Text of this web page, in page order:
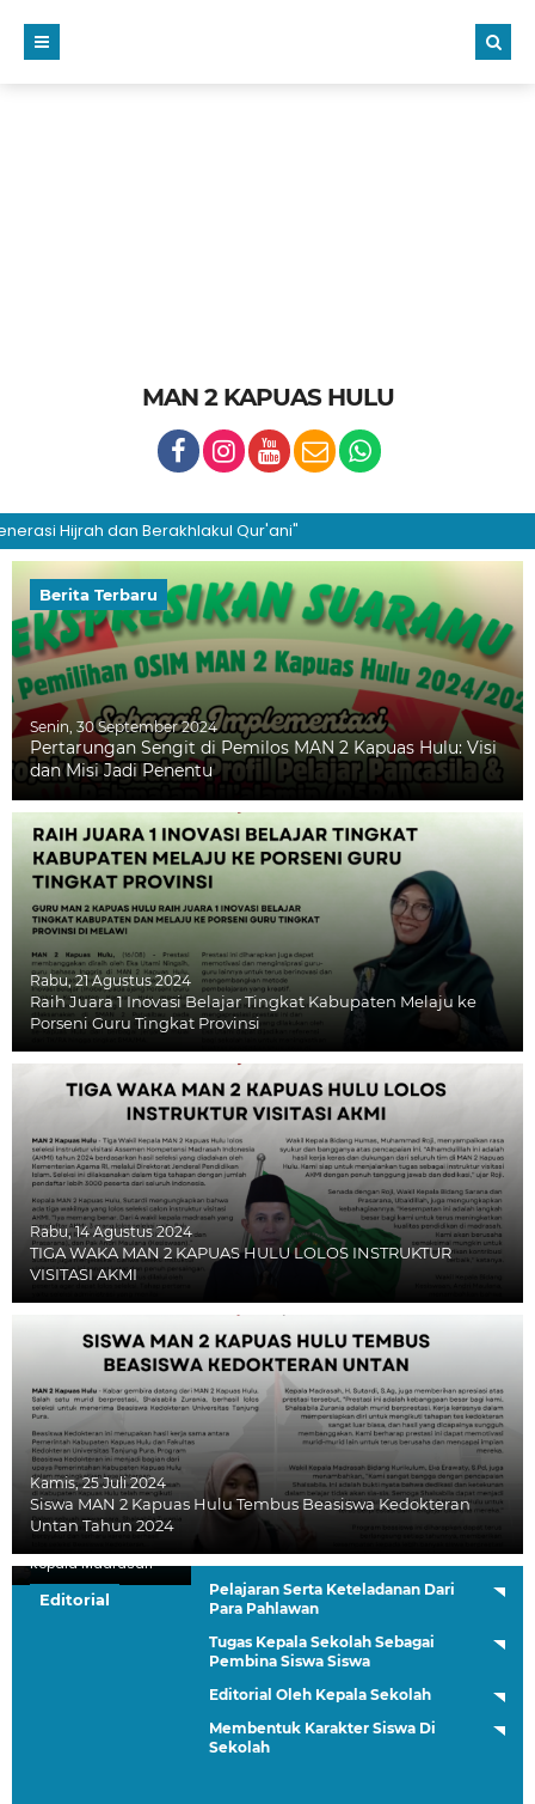
MAN 2 KAPUAS HULU
Hijrah dan Berakhlakul Qur'ani"
Berita Terbaru
Senin, 30 September 2024
Pertarungan Sengit di Pemilos MAN 2 Kapuas Hulu: Visi
dan Misi Jadi Penentu
Rabu, 21 Agustus 2024
Raih Juara 1 Inovasi Belajar Tingkat Kabupaten Melaju ke
Porseni Guru Tingkat Provinsi
Rabu, 14 Agustus 2024
TIGA WAKA MAN 2 KAPUAS HULU LOLOS INSTRUKTUR
VISITASI AKMI
Kamis, 25 Juli 2024
Siswa MAN 2 Kapuas Hulu Tembus Beasiswa Kedokteran
Untan Tahun 2024
Editorial
Kepala Madrasah
Pelajaran Serta Keteladanan Dari
Para Pahlawan
Tugas Kepala Sekolah Sebagai
Pembina Siswa Siswa
Editorial Oleh Kepala Sekolah
Membentuk Karakter Siswa Di
Sekolah